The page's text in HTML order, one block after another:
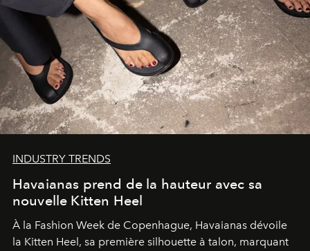
INDUSTRY TRENDS
Havaianas prend de la hauteur avec sa
nouvelle Kitten Heel
À la Fashion Week de Copenhague, Havaianas dévoile
la Kitten Heel, sa première silhouette à talon, marquant